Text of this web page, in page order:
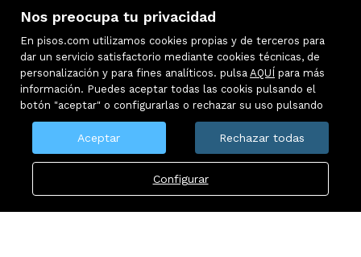
Nos preocupa tu privacidad
En pisos.com utilizamos cookies propias y de terceros para
dar un servicio satisfactorio mediante cookies técnicas, de
personalización y para fines analíticos. pulsa AQUÍ para más
información. Puedes aceptar todas las cookis pulsando el
botón "aceptar" o configurarlas o rechazar su uso pulsando
Aceptar Rechazar todas
Configurar
10:00 – 14:00, 16:30 – 20:00
Mapa Web